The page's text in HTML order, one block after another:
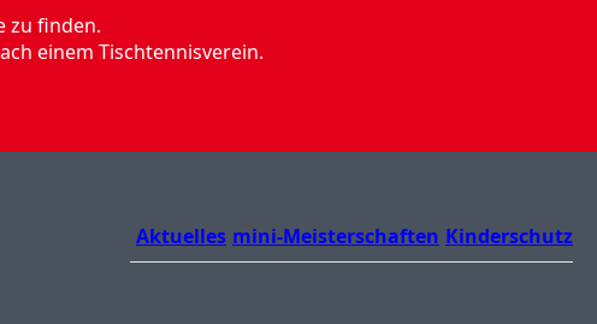
Aktuelles mini-Meisterschaften Kinderschutz
zu finden.
einem Tischtennisverein.